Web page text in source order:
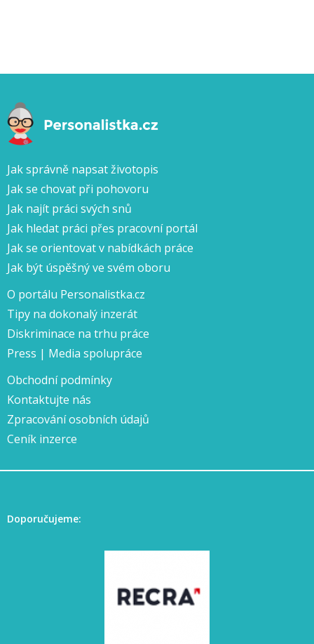
Jak správně napsat životopis
Jak se chovat při pohovoru
Jak najít práci svých snů
Jak hledat práci přes pracovní portál
Jak se orientovat v nabídkách práce
Jak být úspěšný ve svém oboru
O portálu Personalistka.cz
Tipy na dokonalý inzerát
Diskriminace na trhu práce
Press | Media spolupráce
Obchodní podmínky
Kontaktujte nás
Zpracování osobních údajů
Ceník inzerce
Doporučujeme: